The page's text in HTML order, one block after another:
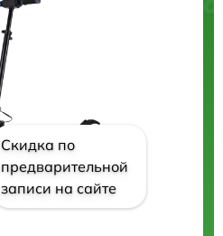
Скидка по
предварительной
записи на сайте